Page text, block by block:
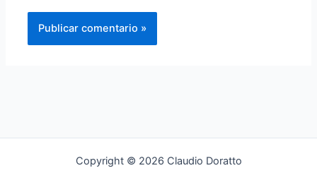
Copyright © 2026 Claudio Doratto